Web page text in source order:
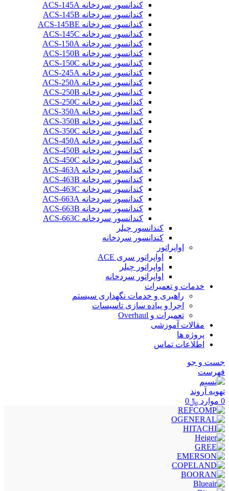
کندانسور سردخانه ACS-145A
کندانسور سردخانه ACS-145B
کندانسور سردخانه ACS-145BE
کندانسور سردخانه ACS-145C
کندانسور سردخانه ACS-150A
کندانسور سردخانه ACS-150B
کندانسور سردخانه ACS-150C
کندانسور سردخانه ACS-245A
کندانسور سردخانه ACS-250A
کندانسور سردخانه ACS-250B
کندانسور سردخانه ACS-250C
کندانسور سردخانه ACS-350A
کندانسور سردخانه ACS-350B
کندانسور سردخانه ACS-350C
کندانسور سردخانه ACS-450A
کندانسور سردخانه ACS-450B
کندانسور سردخانه ACS-450C
کندانسور سردخانه ACS-463A
کندانسور سردخانه ACS-463B
کندانسور سردخانه ACS-463C
کندانسور سردخانه ACS-663A
کندانسور سردخانه ACS-663B
کندانسور سردخانه ACS-663C
کندانسور چیلر
کندانسور سردخانه
اواپراتور
اواپراتور سری ACE
اواپراتور چیلر
اواپراتور سردخانه
خدمات و تعمیرات
راهبری و خدمات نگهداری سیستم
اجرا و پیاده سازی تاسیسات
تعمیرات و Overhaul
مقالات آموزشی
پروژه ها
اطلاعات تماس
جست و جو
فهرست
0 موارد ﷼0